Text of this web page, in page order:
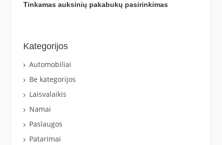
Tinkamas auksinių pakabukų pasirinkimas
Kategorijos
Automobiliai
Be kategorijos
Laisvalaikis
Namai
Paslaugos
Patarimai